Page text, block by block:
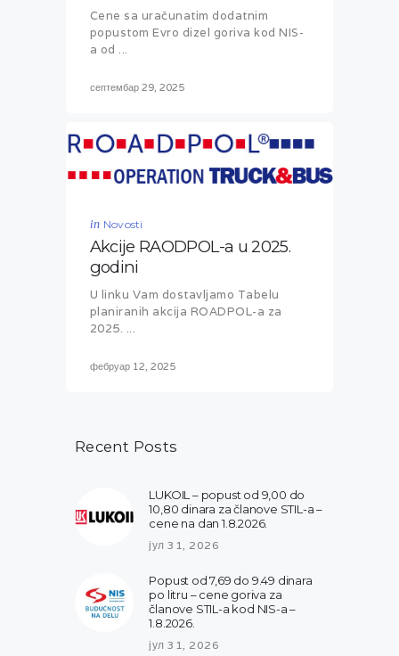
Cene sa uračunatim dodatnim
popustom Evro dizel goriva kod NIS-
a od ...
септембар 29, 2025
in Novosti
Akcije RAODPOL-a u 2025.
godini
U linku Vam dostavljamo Tabelu
planiranih akcija ROADPOL-a za
2025. ...
фебруар 12, 2025
Recent Posts
LUKOIL – popust od 9,00 do
10,80 dinara za članove STIL-a –
cene na dan 1.8.2026.
јул 31, 2026
Popust od 7,69 do 9.49 dinara
po litru – cene goriva za
članove STIL-a kod NIS-a –
1.8.2026.
јул 31, 2026